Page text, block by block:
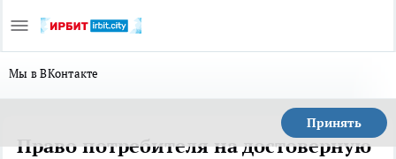
Мы в ВКонтакте
Принять
Право потребителя на достоверную